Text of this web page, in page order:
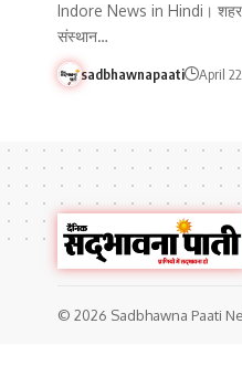
Indore News in Hindi। शहर
संस्थान…
sadbhawnapaati April
© 2026 Sadbhawna Paati